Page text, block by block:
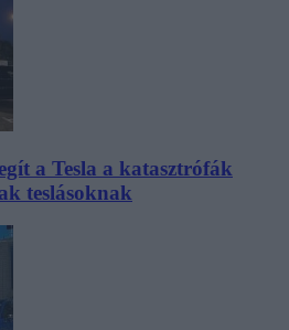
a Tesla a katasztrófák
teslásoknak